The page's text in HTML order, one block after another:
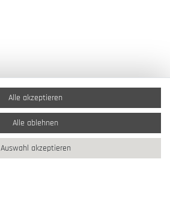
Alle akzeptieren
Alle ablehnen
Auswahl akzeptieren